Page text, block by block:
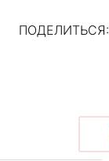
ПОДЕЛИТЬСЯ: